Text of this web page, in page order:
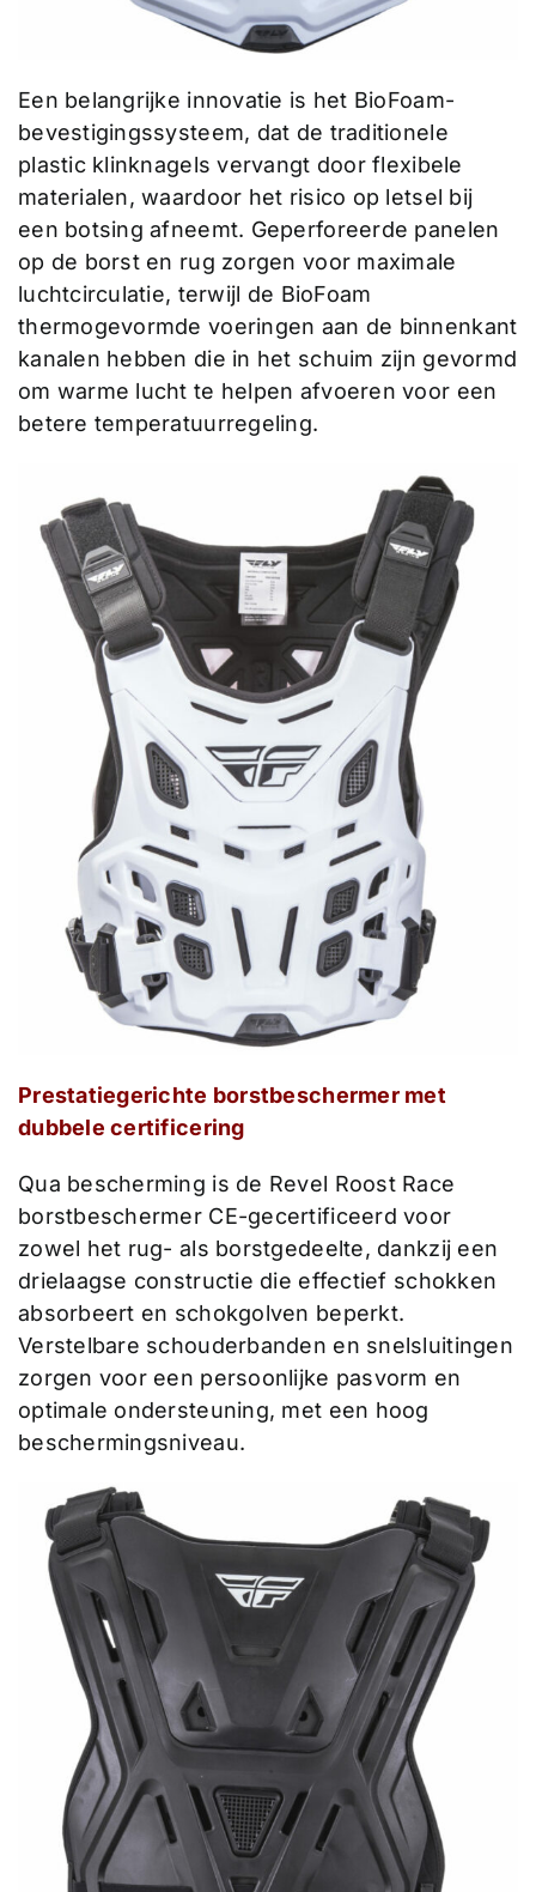
Een belangrijke innovatie is het BioFoam-
bevestigingssysteem, dat de traditionele
plastic klinknagels vervangt door flexibele
materialen, waardoor het risico op letsel bij
een botsing afneemt. Geperforeerde panelen
op de borst en rug zorgen voor maximale
luchtcirculatie, terwijl de BioFoam
thermogevormde voeringen aan de binnenkant
kanalen hebben die in het schuim zijn gevormd
om warme lucht te helpen afvoeren voor een
betere temperatuurregeling.
Prestatiegerichte borstbeschermer met
dubbele certificering
Qua bescherming is de Revel Roost Race
borstbeschermer CE-gecertificeerd voor
zowel het rug- als borstgedeelte, dankzij een
drielaagse constructie die effectief schokken
absorbeert en schokgolven beperkt.
Verstelbare schouderbanden en snelsluitingen
zorgen voor een persoonlijke pasvorm en
optimale ondersteuning, met een hoog
beschermingsniveau.